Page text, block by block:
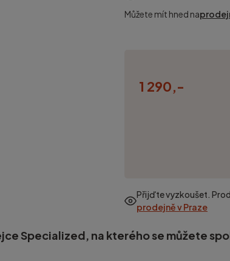
Můžete mít hned na
1 290,-
Přijďte vyzkoušet.
prodejně v Praze
Specialized, na kterého se můžete